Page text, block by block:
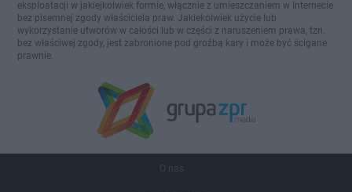
eksploatacji w jakiejkolwiek formie, włącznie z umieszczaniem w Internecie
bez pisemnej zgody właściciela praw. Jakiekolwiek użycie lub
wykorzystanie utworów w całości lub w części z naruszeniem prawa, tzn.
bez właściwej zgody, jest zabronione pod groźbą kary i może być ścigane
prawnie.
O nas